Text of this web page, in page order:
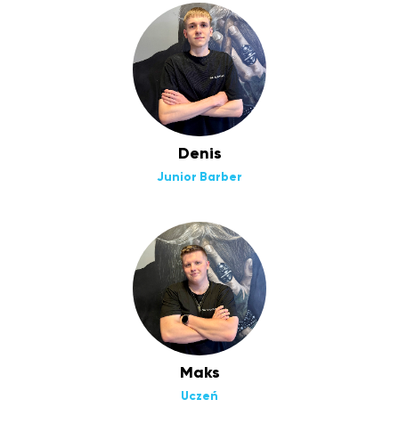
Denis
Junior Barber
Maks
Uczeń